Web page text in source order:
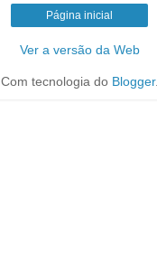
Página inicial
Ver a versão da Web
Com tecnologia do Blogger.